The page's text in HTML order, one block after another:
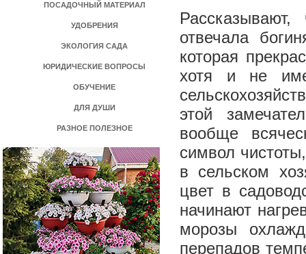
ПОСАДОЧНЫЙ МАТЕРИАЛ
УДОБРЕНИЯ
ЭКОЛОГИЯ САДА
ЮРИДИЧЕСКИЕ ВОПРОСЫ
ОБУЧЕНИЕ
ДЛЯ ДУШИ
РАЗНОЕ ПОЛЕЗНОЕ
отвечала
которая
хотя и не
этой
вообще
символ
в сельском
цвет в
начинают
морозы
перепадов